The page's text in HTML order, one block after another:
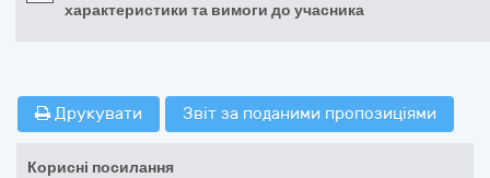
характеристики та вимоги до учасника
Друкувати Звіт за поданими пропозиціями
Корисні посилання